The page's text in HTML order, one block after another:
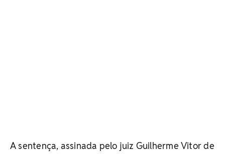
A sentença, assinada pelo juiz Guilherme Vitor de